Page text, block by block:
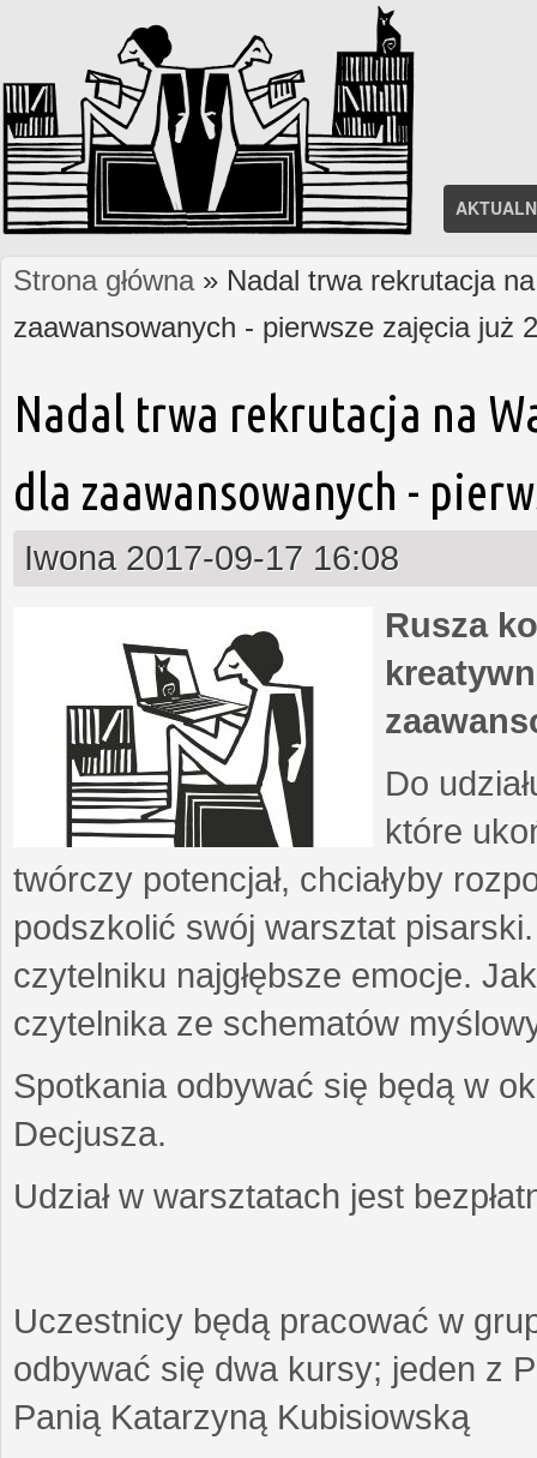
Jesteś tutaj
Strona główna» Nadal trwa rekrutacja
zaawansowanych - pierwsze zajęcia już
Nadal trwa rekrutacja na
dla zaawansowanych -
Iwona 2017-09-17 16:08
Rusza
Do
które
twórczy potencjał, chciałyby
podszkolić swój warsztat
czytelniku najgłębsze emocje.
czytelnika ze schematów
Spotkania odbywać się będą w
Decjusza.
Udział w warsztatach jest
Uczestnicy będą pracować w
odbywać się dwa kursy; jeden z
Panią Katarzyną Kubisiowską